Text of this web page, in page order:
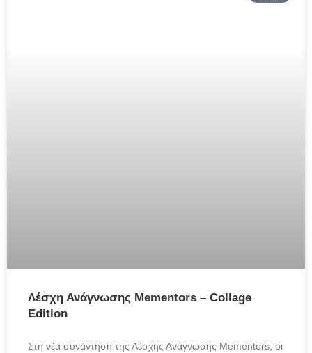
Λέσχη Ανάγνωσης Mementors – Collage
Edition
Στη νέα συνάντηση της Λέσχης Ανάγνωσης Mementors, οι